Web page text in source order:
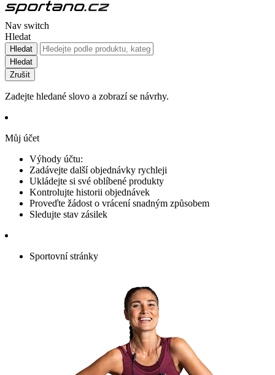
Nav switch
Hledat
Hledat
Hledat
Zrušit
Zadejte hledané slovo a zobrazí se návrhy.
Můj účet
Výhody účtu:
Zadávejte další objednávky rychleji
Ukládejte si své oblíbené produkty
Kontrolujte historii objednávek
Proveďte žádost o vrácení snadným způsobem
Sledujte stav zásilek
Sportovní stránky